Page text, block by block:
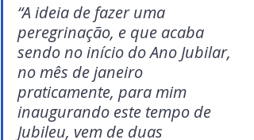
“A ideia de fazer uma
peregrinação, e que acaba
sendo no início do Ano Jubilar,
no mês de janeiro
praticamente, para mim
inaugurando este tempo de
Jubileu, vem de duas